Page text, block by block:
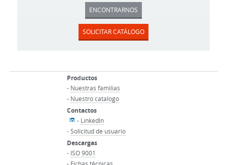
ENCONTRARNOS
SOLICITAR CATÁLOGO
Productos
- Nuestras familias
- Nuestro catalogo
Contactos
- Linkedln
-Solicitud de usuario
Descargas
- ISO 9001